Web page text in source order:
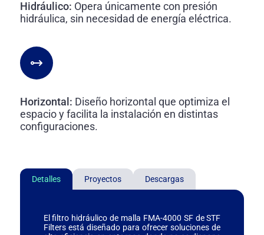
Hidráulico: Opera únicamente con presión
hidráulica, sin necesidad de energía eléctrica.
Horizontal: Diseño horizontal que optimiza el
espacio y facilita la instalación en distintas
configuraciones.
Detalles Proyectos Descargas
El filtro hidráulico de malla FMA-4000 SF de STF
Filters está diseñado para ofrecer soluciones de